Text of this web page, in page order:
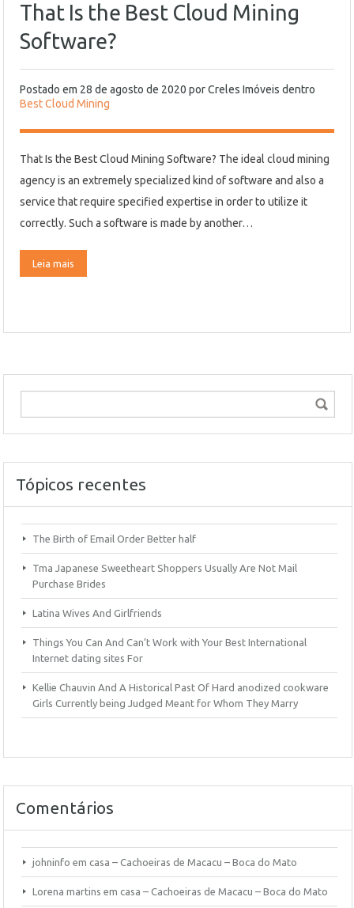
That Is the Best Cloud Mining
Software?
Postado em 28 de agosto de 2020 porCreles Imóveis dentro
Best Cloud Mining
That Is the Best Cloud Mining Software? The ideal cloud mining
agency is an extremely specialized kind of software and also a
service that require specified expertise in order to utilize it
correctly. Such a software is made by another…
Leia mais
Tópicos recentes
The Birth of Email Order Better half
Tma Japanese Sweetheart Shoppers Usually Are Not Mail
Purchase Brides
Latina Wives And Girlfriends
Things You Can And Can’t Work with Your Best International
Internet dating sites For
Kellie Chauvin And A Historical Past Of Hard anodized cookware
Girls Currently being Judged Meant for Whom They Marry
Comentários
johninfo em casa – Cachoeiras de Macacu – Boca do Mato
Lorena martins em casa – Cachoeiras de Macacu – Boca do Mato